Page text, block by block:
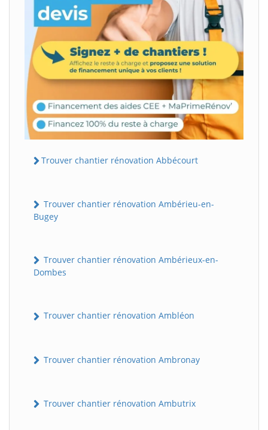
Trouver chantier rénovation Abbécourt
Trouver chantier rénovation Ambérieu-en-
Bugey
Trouver chantier rénovation Ambérieux-en-
Dombes
Trouver chantier rénovation Ambléon
Trouver chantier rénovation Ambronay
Trouver chantier rénovation Ambutrix